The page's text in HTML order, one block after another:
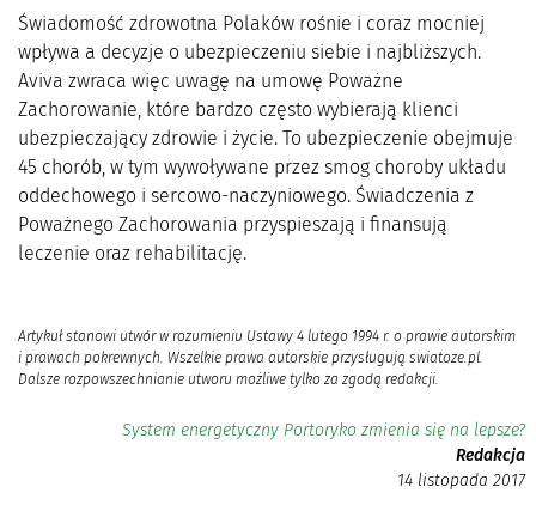
Świadomość zdrowotna Polaków rośnie i coraz mocniej
wpływa a decyzje o ubezpieczeniu siebie i najbliższych.
Aviva zwraca więc uwagę na umowę Poważne
Zachorowanie, które bardzo często wybierają klienci
ubezpieczający zdrowie i życie. To ubezpieczenie obejmuje
45 chorób, w tym wywoływane przez smog choroby układu
oddechowego i sercowo-naczyniowego. Świadczenia z
Poważnego Zachorowania przyspieszają i finansują
leczenie oraz rehabilitację.
Artykuł stanowi utwór w rozumieniu Ustawy 4 lutego 1994 r. o prawie autorskim
i prawach pokrewnych. Wszelkie prawa autorskie przysługują swiatoze.pl.
Dalsze rozpowszechnianie utworu możliwe tylko za zgodą redakcji.
System energetyczny Portoryko zmienia się na lepsze?
Redakcja
14 listopada 2017